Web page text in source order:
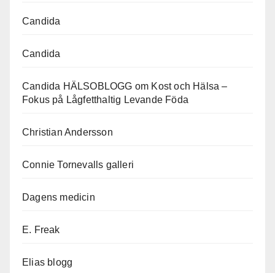
Candida
Candida
Candida HÄLSOBLOGG om Kost och Hälsa –
Fokus på Lågfetthaltig Levande Föda
Christian Andersson
Connie Tornevalls galleri
Dagens medicin
E. Freak
Elias blogg